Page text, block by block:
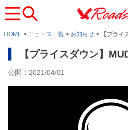
HOME ニュース一覧 お知らせ 【プラ
【プライスダウン】
公開：2021/04/01